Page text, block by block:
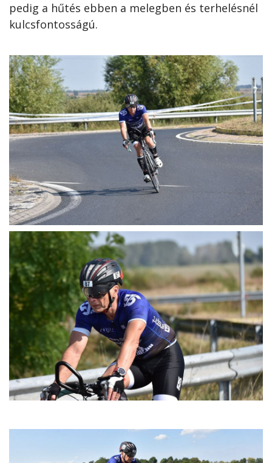
pedig a hűtés ebben a melegben és terhelésnél
kulcsfontosságú.